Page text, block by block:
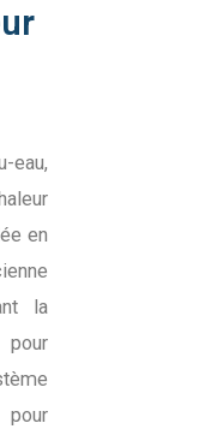
en
la
pour